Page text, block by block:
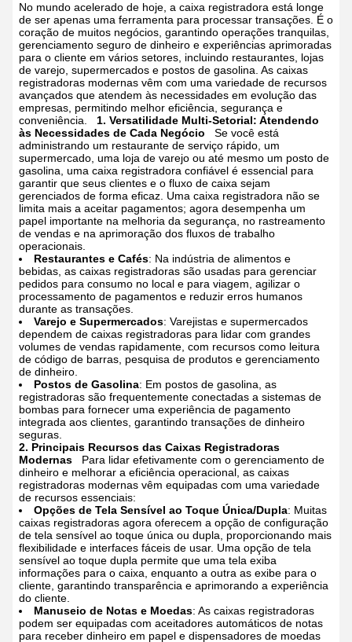
No mundo acelerado de hoje, a caixa registradora está longe
de ser apenas uma ferramenta para processar transações. É o
coração de muitos negócios, garantindo operações tranquilas,
gerenciamento seguro de dinheiro e experiências aprimoradas
para o cliente em vários setores, incluindo restaurantes, lojas
de varejo, supermercados e postos de gasolina. As caixas
registradoras modernas vêm com uma variedade de recursos
avançados que atendem às necessidades em evolução das
empresas, permitindo melhor eficiência, segurança e
conveniência.
1. Versatilidade Multi-Setorial: Atendendo
às Necessidades de Cada Negócio
Se você está
administrando um restaurante de serviço rápido, um
supermercado, uma loja de varejo ou até mesmo um posto de
gasolina, uma caixa registradora confiável é essencial para
garantir que seus clientes e o fluxo de caixa sejam
gerenciados de forma eficaz. Uma caixa registradora não se
limita mais a aceitar pagamentos; agora desempenha um
papel importante na melhoria da segurança, no rastreamento
de vendas e na aprimoração dos fluxos de trabalho
operacionais.
Restaurantes e Cafés: Na indústria de alimentos e
bebidas, as caixas registradoras são usadas para gerenciar
pedidos para consumo no local e para viagem, agilizar o
processamento de pagamentos e reduzir erros humanos
durante as transações.
Varejo e Supermercados: Varejistas e supermercados
dependem de caixas registradoras para lidar com grandes
volumes de vendas rapidamente, com recursos como leitura
de código de barras, pesquisa de produtos e gerenciamento
de dinheiro.
Postos de Gasolina: Em postos de gasolina, as
registradoras são frequentemente conectadas a sistemas de
bombas para fornecer uma experiência de pagamento
integrada aos clientes, garantindo transações de dinheiro
seguras.
2. Principais Recursos das Caixas Registradoras
Modernas
Para lidar efetivamente com o gerenciamento de
dinheiro e melhorar a eficiência operacional, as caixas
registradoras modernas vêm equipadas com uma variedade
de recursos essenciais:
Opções de Tela Sensível ao Toque Única/Dupla: Muitas
caixas registradoras agora oferecem a opção de configuração
de tela sensível ao toque única ou dupla, proporcionando mais
flexibilidade e interfaces fáceis de usar. Uma opção de tela
sensível ao toque dupla permite que uma tela exiba
informações para o caixa, enquanto a outra as exibe para o
cliente, garantindo transparência e aprimorando a experiência
do cliente.
Manuseio de Notas e Moedas: As caixas registradoras
podem ser equipadas com aceitadores automáticos de notas
para receber dinheiro em papel e dispensadores de moedas